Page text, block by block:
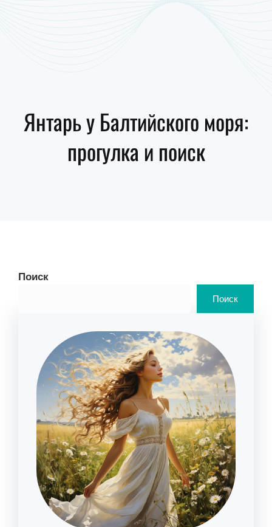
Янтарь у Балтийского моря:
прогулка и поиск
Поиск
Поиск